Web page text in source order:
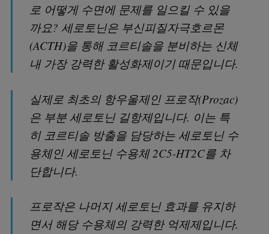
로 어떻게 수면에 문제를 일으킬 수 있을
까요? 세로토닌은 부신피질자극호르몬
(ACTH)을 통해 코르티솔을 분비하는 신체
내 가장 강력한 활성화제이기 때문입니다.
실제로 최초의 항우울제인 프로작(Prozac)
은 부분 세로토닌 길항제입니다. 이는 특
히 코르티솔 방출을 담당하는 세로토닌 수
용체인 세로토닌 수용체 2C5-HT2C를 차
단합니다.
프로작은 나머지 세로토닌 효과를 유지하
면서 해당 수용체의 강력한 억제제입니다.